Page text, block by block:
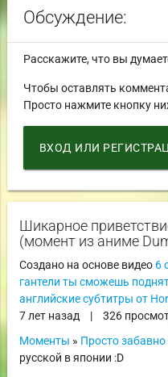
Обсуждение:
Расскажите, что вы
Чтобы оставлять
Просто нажмите кнопку
ВХОД ИЛИ
Шикарное
(момент из аниме
Создано на основе видео 6
гантели ты сможешь
английские субтитры от
7 лет назад
|
326
Моменты » Просто забавно
русской в японии :D